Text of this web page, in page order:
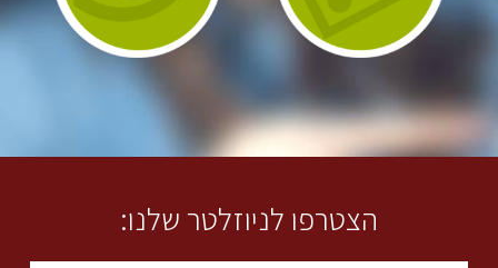
הצטרפו לניוזלטר שלנו: